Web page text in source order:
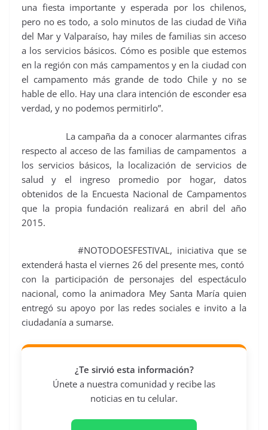
una fiesta importante y esperada por los chilenos,
pero no es todo, a solo minutos de las ciudad de Viña
del Mar y Valparaíso, hay miles de familias sin acceso
a los servicios básicos. Cómo es posible que estemos
en la región con más campamentos y en la ciudad con
el campamento más grande de todo Chile y no se
hable de ello. Hay una clara intención de esconder esa
verdad, y no podemos permitirlo”.
La campaña da a conocer alarmantes cifras
respecto al acceso de las familias de campamentos a
los servicios básicos, la localización de servicios de
salud y el ingreso promedio por hogar, datos
obtenidos de la Encuesta Nacional de Campamentos
que la propia fundación realizará en abril del año
2015.
#NOTODOESFESTIVAL, iniciativa que se
extenderá hasta el viernes 26 del presente mes, contó
con la participación de personajes del espectáculo
nacional, como la animadora Mey Santa María quien
entregó su apoyo por las redes sociales e invito a la
ciudadanía a sumarse.
¿Te sirvió esta información?
Únete a nuestra comunidad y recibe las
noticias en tu celular.